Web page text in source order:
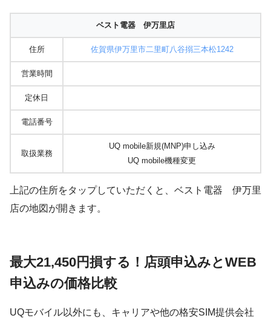
ベスト電器 伊万里店
住所 佐賀県伊万里市二里町八谷搦三本松1242
営業時間
定休日
電話番号
取扱業務
UQ mobile新規(MNP)申し込み
UQ mobile機種変更
上記の住所をタップしていただくと、ベスト電器 伊万里
店の地図が開きます。
最大21,450円損する！店頭申込みとWEB
申込みの価格比較
UQモバイル以外にも、キャリアや他の格安SIM提供会社